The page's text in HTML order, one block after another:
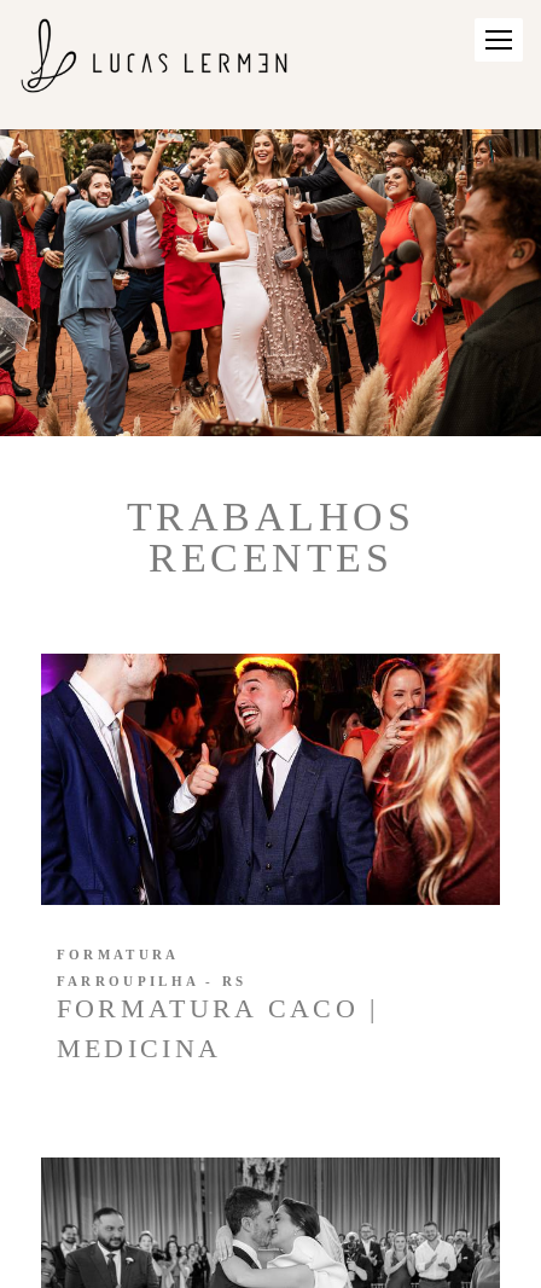
TRABALHOS
RECENTES
FORMATURA CACO |
MEDICINA
FORMATURA
FARROUPILHA - RS